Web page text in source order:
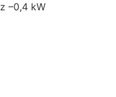
–0,4 kW